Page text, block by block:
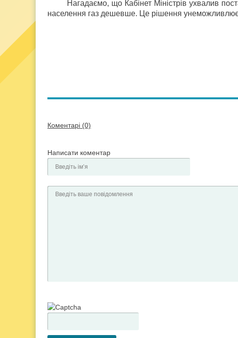
Нагадаємо, що Кабінет Міністрів ухвалив
населення газ дешевше. Це рішення унеможливлює
Коментарі (0)
Написати коментар